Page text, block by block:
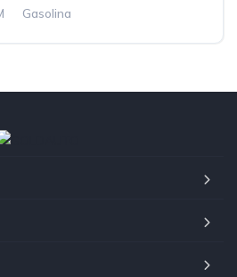
Gasolina